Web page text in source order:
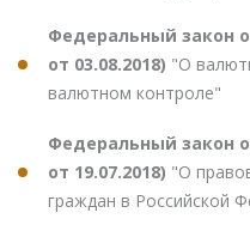
Федеральный закон
от 03.08.2018) "О
валютном контроле"
Федеральный закон
от 19.07.2018) "О
граждан в Российской